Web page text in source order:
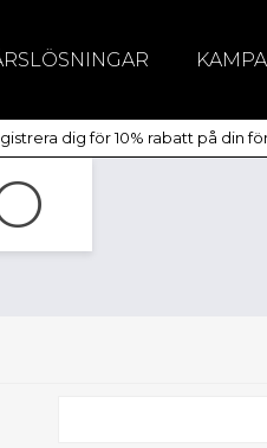
dig för 10% rabatt på din